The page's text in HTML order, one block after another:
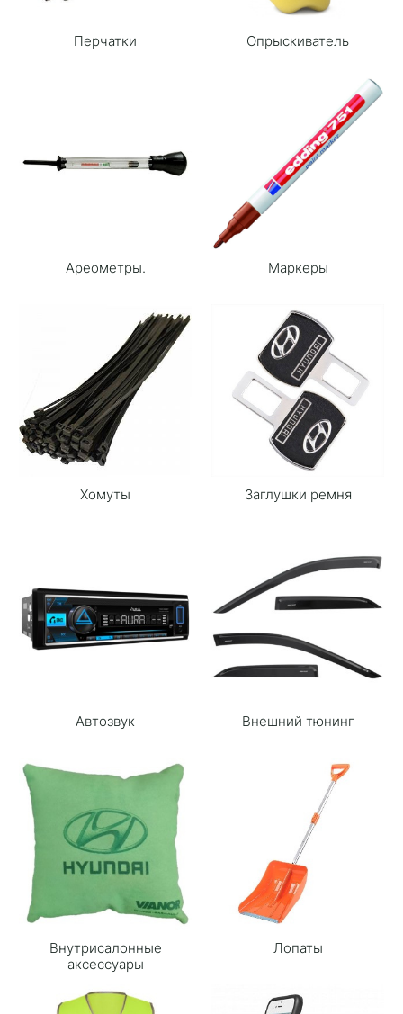
Перчатки Опрыскиватель
Ареометры. Маркеры
Хомуты Заглушки ремня
Автозвук Внешний тюнинг
Внутрисалонные
аксессуары
Лопаты